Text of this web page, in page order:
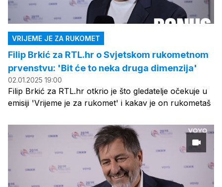
VRIJEME JE ZA RUKOMET
Filip Brkić za RTL.hr o Svjetskom rukometnom
prvenstvu: 'Bit će to neka druga dimenzija'
02.01.2025 19:00
Filip Brkić za RTL.hr otkrio je što gledatelje očekuje u
emisiji 'Vrijeme je za rukomet' i kakav je on rukometaš